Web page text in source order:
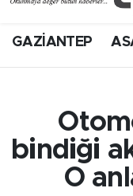
GAZİANTEP
bindiği
O
Süper Lig
Son Dakika
Haber Arşivi